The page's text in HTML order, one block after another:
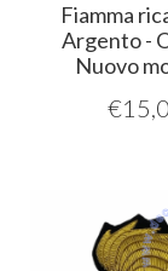
Fiamma
Argento -
Nuovo
€